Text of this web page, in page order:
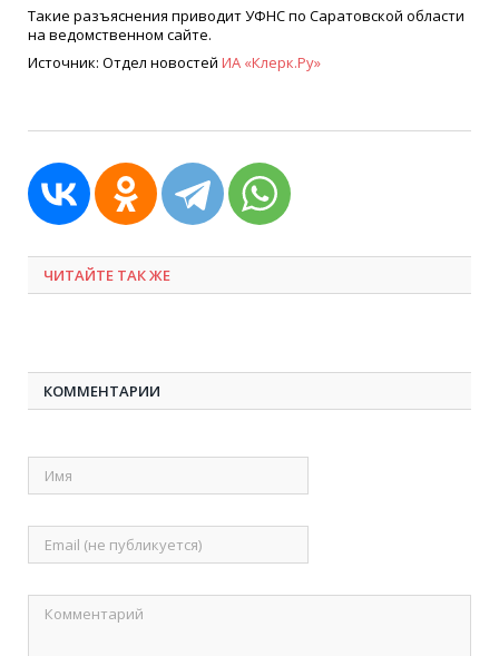
Такие разъяснения приводит УФНС по Саратовской области
на ведомственном сайте.
Источник: Отдел новостей ИА «Клерк.Ру»
ЧИТАЙТЕ ТАК ЖЕ
КОММЕНТАРИИ